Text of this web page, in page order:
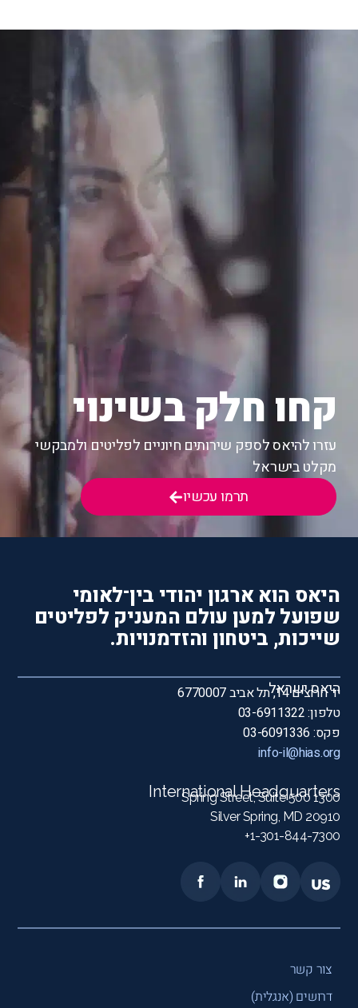
קחו חלק בשינוי
עזרו להיאס לספק שירותים חיוניים לפליטים ולמבקשי
מקלט בישראל
תרמו עכשיו
היאס הוא ארגון יהודי בין־לאומי
שפועל למען עולם המעניק לפליטים
שייכות, ביטחון והזדמנויות.
היאס ישראל
יד חרוצים 14, תל אביב 6770007
טלפון: 03-6911322
פקס: 03-6091336
info-il@hias.org
International Headquarters
1300 Spring Street, Suite 500
Silver Spring, MD 20910
1-301-844-7300+
צור קשר
דרושים (אנגלית)